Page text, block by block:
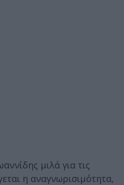
μιλά για τις
η αναγνωρισιμότητα,